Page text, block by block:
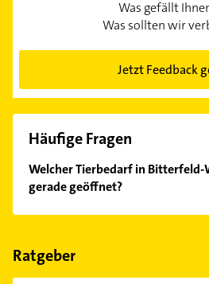
Was gefällt
Was sollten wir
Jetzt Feedback
Häufige Fragen
Welcher Tierbedarf in Bitterfeld-
gerade geöffnet?
Im Anbieter-Bereich finden Sie
Feiertagen abweichen können.
Ratgeber